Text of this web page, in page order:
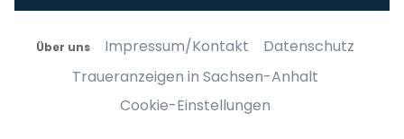
Über uns Impressum/Kontakt
Datenschutz
Traueranzeigen in Sachsen-Anhalt
Cookie-Einstellungen